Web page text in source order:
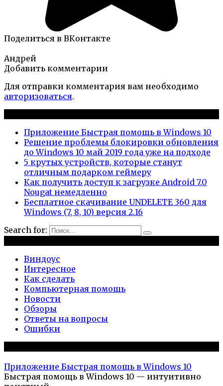
Поделиться в ВКонтакте
Андрей
Добавить комментарии
Для отправки комментария вам необходимо
авторизоваться.
Приложение Быстрая помощь в Windows 10
Решение проблемы блокировки обновления
до Windows 10 май 2019 года уже на подходе
5 крутых устройств, которые станут
отличным подарком геймеру
Как получить доступ к загрузке Android 7.0
Nougat немедленно
Бесплатное скачивание UNDELETE 360 для
Windows (7, 8, 10) версия 2.16
Search for:
Виндоус
Интересное
Как сделать
Компьютерная помощь
Новости
Обзоры
Ответы на вопросы
Ошибки
Приложение Быстрая помощь в Windows 10
Быстрая помощь в Windows 10 — интуитивно